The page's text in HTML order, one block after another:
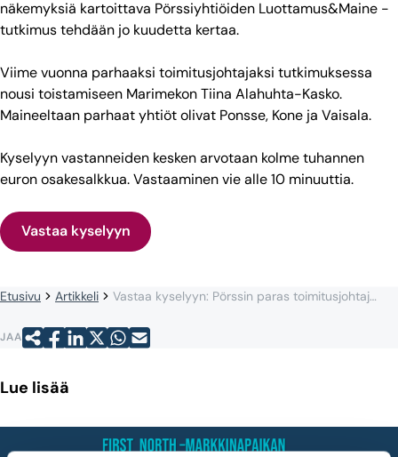
näkemyksiä kartoittava Pörssiyhtiöiden Luottamus&Maine -
tutkimus tehdään jo kuudetta kertaa.
Viime vuonna parhaaksi toimitusjohtajaksi tutkimuksessa
nousi toistamiseen Marimekon Tiina Alahuhta-Kasko.
Maineeltaan parhaat yhtiöt olivat Ponsse, Kone ja Vaisala.
Kyselyyn vastanneiden kesken arvotaan kolme tuhannen
euron osakesalkkua. Vastaaminen vie alle 10 minuuttia.
Vastaa kyselyyn
Etusivu Artikkeli Vastaa kyselyyn: Pörssin paras toimitusjohtaja? Maineeltaan parhaat pörssiyhtiö?
JAA
Lue lisää